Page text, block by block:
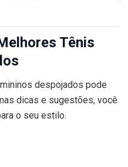
Tênis
despojados pode
dicas e sugestões, você
o seu estilo.